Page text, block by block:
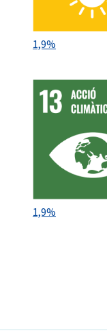
1,9%
1,9%